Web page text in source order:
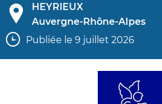
Espace recruteur
ACTUALITÉS
HEYRIEUX
Auvergne-Rhône-Alpes
Publiée le 9 juillet 2026